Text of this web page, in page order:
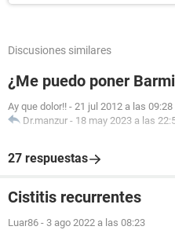
Discusiones similares
¿Me puedo poner
Ay que dolor!! - 21 jul 2012 a las 09:28
Dr.manzur - 18 may 2023 a las
27 respuestas
Cistitis recurrentes
Luar86 - 3 ago 2022 a las 08:23